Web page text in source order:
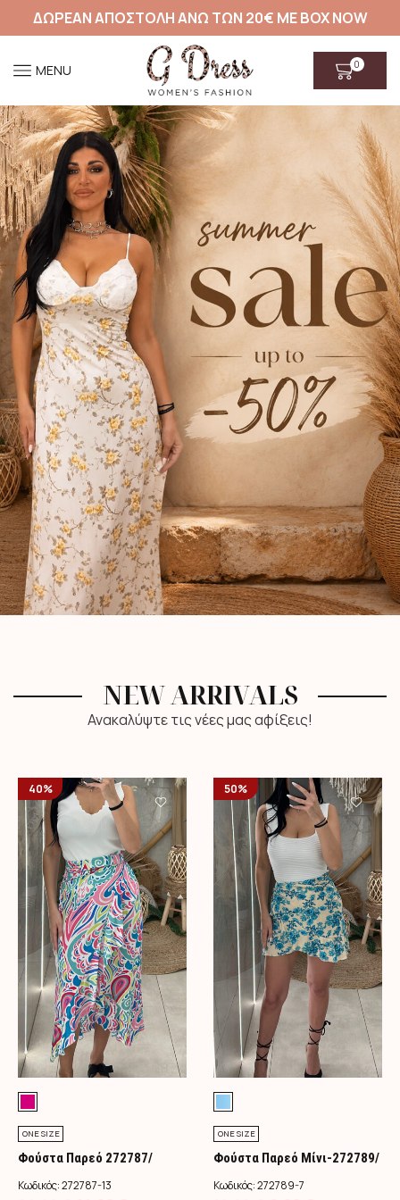
ΔΩΡΕΑΝ ΑΠΟΣΤΟΛΗ ΑΝΩ ΤΩΝ 20€ ΜΕ BOX NOW
MENU 0
NEW ARRIVALS
Ανακαλύψτε τις νέες μας αφίξεις!
40%
ONE SIZE
Φούστα Παρεό 272787/
Φούξια
Κωδικός:272787-13
50%
ONE SIZE
Φούστα Παρεό Μίνι-272789/
Τιρκουάζ
Κωδικός:272789-7